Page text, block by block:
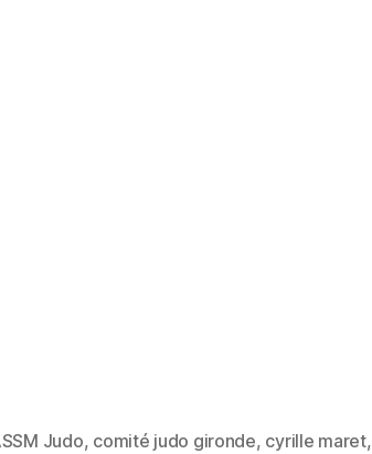
Judo, comité judo gironde, cyrille maret,